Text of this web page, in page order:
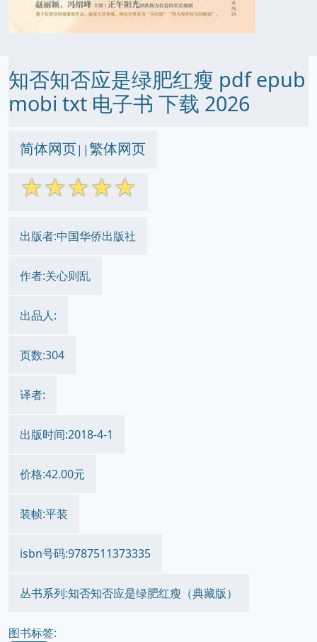
知否知否应是绿肥红瘦 pdf epub
mobi txt 电子书 下载 2026
简体网页||繁体网页
☆☆☆☆☆
出版者:中国华侨出版社
作者:关心则乱
出品人:
页数:304
译者:
出版时间:2018-4-1
价格:42.00元
装帧:平装
isbn号码:9787511373335
丛书系列:知否知否应是绿肥红瘦（典藏版）
图书标签: